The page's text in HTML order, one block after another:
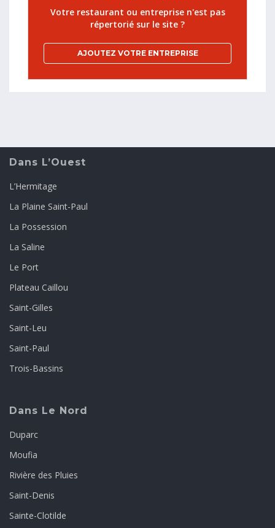
Votre restaurant ou entreprise n'est pas
répertorié sur le site ?
AJOUTEZ VOTRE ENTREPRISE
Dans L’Ouest
L’Hermitage
La Plaine Saint-Paul
La Possession
La Saline
Le Port
Plateau Caillou
Saint-Gilles
Saint-Leu
Saint-Paul
Trois-Bassins
Dans Le Nord
Duparc
Moufia
Rivière des Pluies
Saint-Denis
Sainte-Clotilde